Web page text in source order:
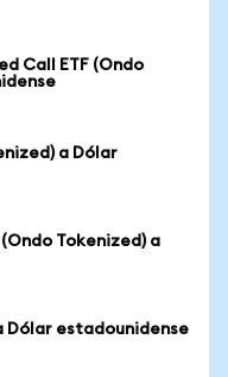
Call ETF (Ondo
a Dólar
Tokenized) a
Dólar estadounidense